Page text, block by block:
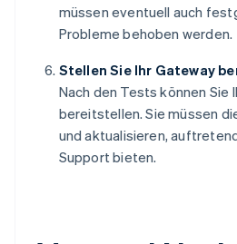
müssen eventuell auch
Probleme behoben werden.
Stellen Sie Ihr Gateway
Nach den Tests können Sie
bereitstellen. Sie müssen
und aktualisieren,
Support bieten.